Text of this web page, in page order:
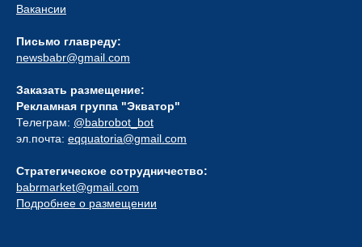
Вакансии
Письмо главреду:
newsbabr@gmail.com
Заказать размещение:
Рекламная группа "Экватор"
Телеграм: @babrobot_bot
эл.почта: eqquatoria@gmail.com
Стратегическое сотрудничество:
babrmarket@gmail.com
Подробнее о размещении